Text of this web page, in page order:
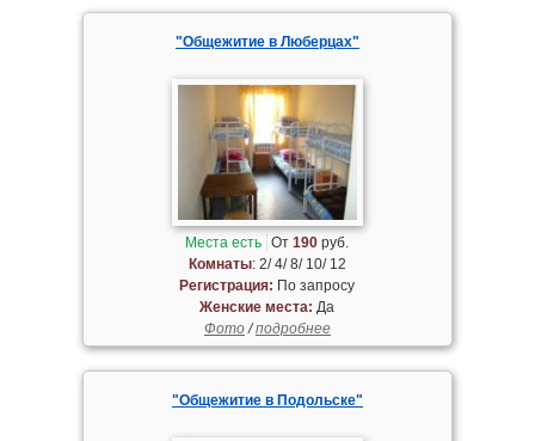
"Общежитие в Люберцах"
Места есть От190 руб.
Комнаты: 2/ 4/ 8/ 10/ 12
Регистрация: По запросу
Женские места: Да
Фото/подробнее
"Общежитие в Подольске"